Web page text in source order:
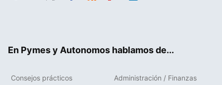
En Pymes y Autonomos hablamos de...
Consejos prácticos Administración / Finanzas